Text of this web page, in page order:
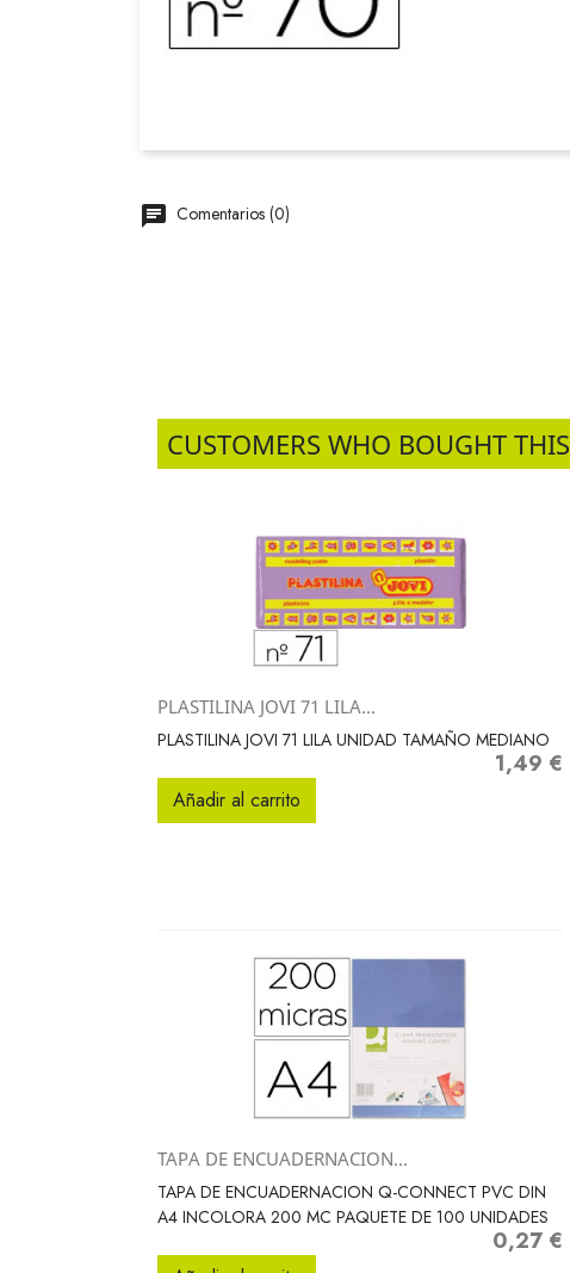
Comentarios (0)
CUSTOMERS WHO BOUGHT THIS
 Vista rápida
PLASTILINA JOVI 71 LILA...
PLASTILINA JOVI 71 LILA UNIDAD TAMAÑO MEDIANO
Precio
1,49 €
Añadir al carrito
 Vista rápida
TAPA DE ENCUADERNACION...
TAPA DE ENCUADERNACION Q-CONNECT PVC DIN
A4 INCOLORA 200 MC PAQUETE DE 100 UNIDADES
Precio
0,27 €